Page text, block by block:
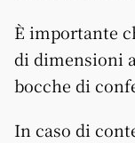
È importante
di dimensioni
bocche di
In caso di